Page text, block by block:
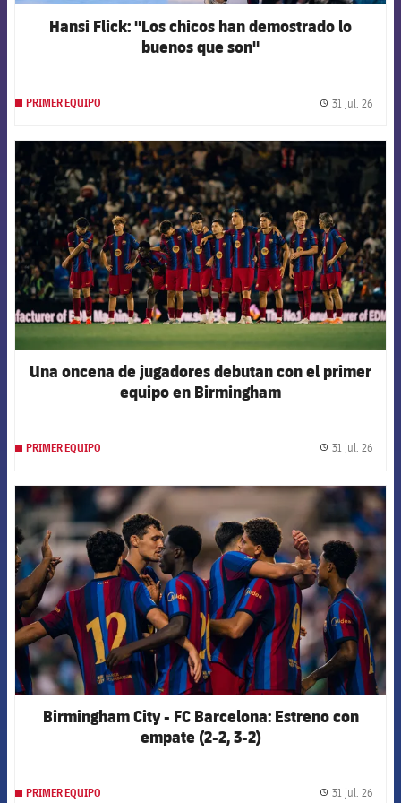
Hansi Flick: "Los chicos han demostrado lo
buenos que son"
PRIMER EQUIPO 31 jul. 26
FCB Barcelona badge
Una oncena de jugadores debutan con el primer
equipo en Birmingham
PRIMER EQUIPO 31 jul. 26
FCB Barcelona badge
Birmingham City - FC Barcelona: Estreno con
empate (2-2, 3-2)
PRIMER EQUIPO 31 jul. 26